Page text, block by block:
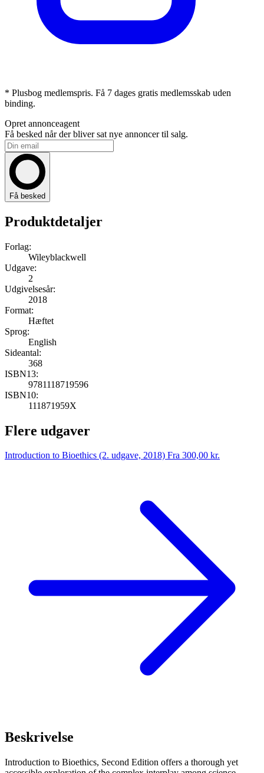
* Plusbog medlemspris. Få 7 dages gratis medlemsskab uden
binding.
Opret annonceagent
Få besked når der bliver sat nye annoncer til salg.
Få besked
Produktdetaljer
Forlag:
Wileyblackwell
Udgave:
2
Udgivelsesår:
2018
Format:
Hæftet
Sprog:
English
Sideantal:
368
ISBN13:
9781118719596
ISBN10:
111871959X
Flere udgaver
Introduction to Bioethics (2. udgave, 2018) Fra 300,00 kr.
Beskrivelse
Introduction to Bioethics, Second Edition offers a thorough yet